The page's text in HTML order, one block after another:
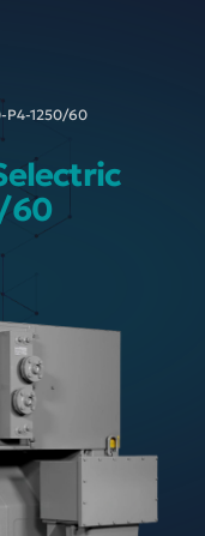
P4-1250/60
60